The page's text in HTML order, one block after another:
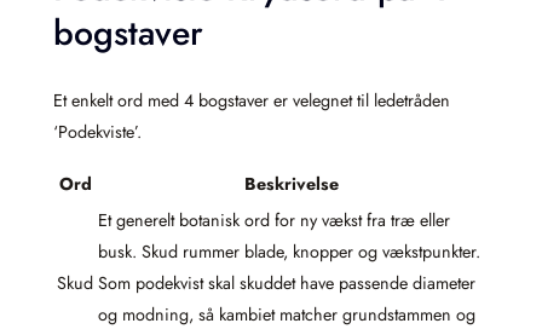
bogstaver
Et enkelt ord med 4 bogstaver er velegnet til ledetråden
‘Podekviste’.
Ord Beskrivelse
Skud
Et generelt botanisk ord for ny vækst fra træ eller
busk. Skud rummer blade, knopper og vækstpunkter.
Som podekvist skal skuddet have passende diameter
og modning, så kambiet matcher grundstammen og